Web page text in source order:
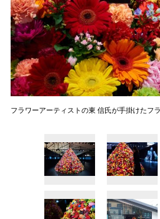
フラワーアーティストの東 信氏が手掛けたフ